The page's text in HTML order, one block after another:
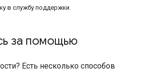
в службу поддержки.
за помощью
Есть несколько способов